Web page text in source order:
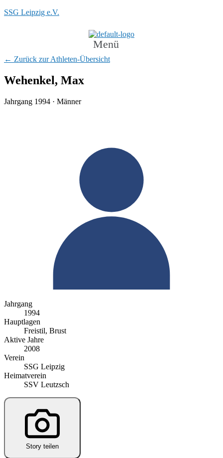
SSG Leipzig e.V.
Menü
← Zurück zur Athleten-Übersicht
Wehenkel, Max
Jahrgang 1994 · Männer
Jahrgang
1994
Hauptlagen
Freistil, Brust
Aktive Jahre
2008
Verein
SSG Leipzig
Heimatverein
SSV Leutzsch
Story teilen